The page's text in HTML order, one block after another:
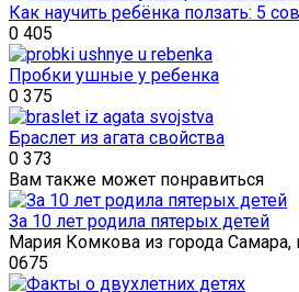
Как научить ребёнка ползать: 5
0 405
Пробки ушные у ребенка
0 375
Браслет из агата свойства
0 373
Вам также может понравиться
За 10 лет родила пятерых детей
Мария Комкова из города Самара,
0675